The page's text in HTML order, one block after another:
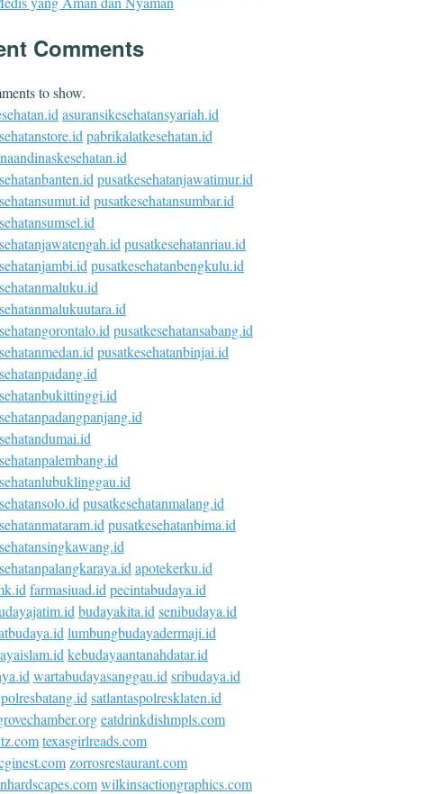
Comments
to show.
asuransikesehatansyariah.id
pabrikalatkesehatan.id
pusatkesehatanjawatimur.id
pusatkesehatansumbar.id
pusatkesehatanriau.id
pusatkesehatanbengkulu.id
pusatkesehatansabang.id
pusatkesehatanbinjai.id
pusatkesehatanmalang.id
pusatkesehatanbima.id
apotekerku.id
farmasiuad.id pecintabudaya.id
budayakita.id senibudaya.id
lumbungbudayadermaji.id
kebudayaantanahdatar.id
wartabudayasanggau.id sribudaya.id
satlantaspolresklaten.id
eatdrinkdishmpls.com
texasgirlreads.com
zorrosrestaurant.com
wilkinsactiongraphics.com